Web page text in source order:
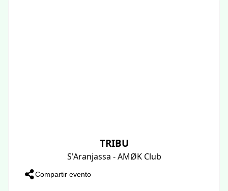
TRIBU
S'Aranjassa - AMØK Club
Compartir evento